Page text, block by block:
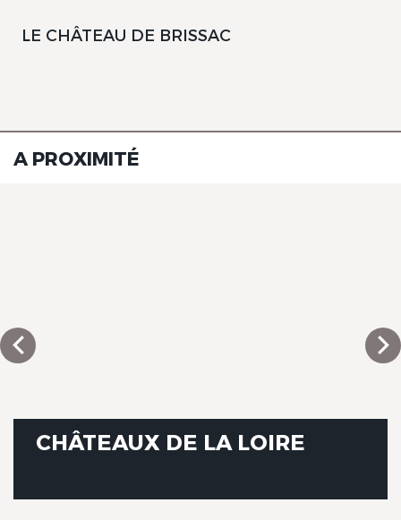
LE CHÂTEAU DE BRISSAC
A PROXIMITÉ
CHÂTEAUX DE LA LOIRE